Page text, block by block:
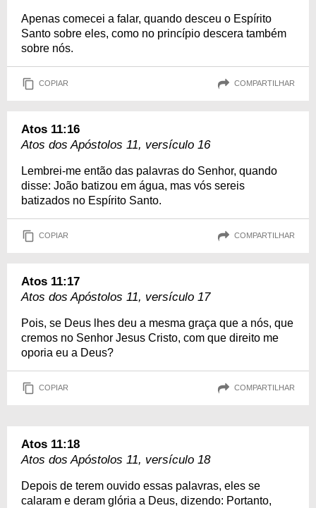
Apenas comecei a falar, quando desceu o Espírito
Santo sobre eles, como no princípio descera também
sobre nós.
COPIAR COMPARTILHAR
Atos 11:16
Atos dos Apóstolos 11, versículo 16
Lembrei-me então das palavras do Senhor, quando
disse: João batizou em água, mas vós sereis
batizados no Espírito Santo.
COPIAR COMPARTILHAR
Atos 11:17
Atos dos Apóstolos 11, versículo 17
Pois, se Deus lhes deu a mesma graça que a nós, que
cremos no Senhor Jesus Cristo, com que direito me
oporia eu a Deus?
COPIAR COMPARTILHAR
Atos 11:18
Atos dos Apóstolos 11, versículo 18
Depois de terem ouvido essas palavras, eles se
calaram e deram glória a Deus, dizendo: Portanto,